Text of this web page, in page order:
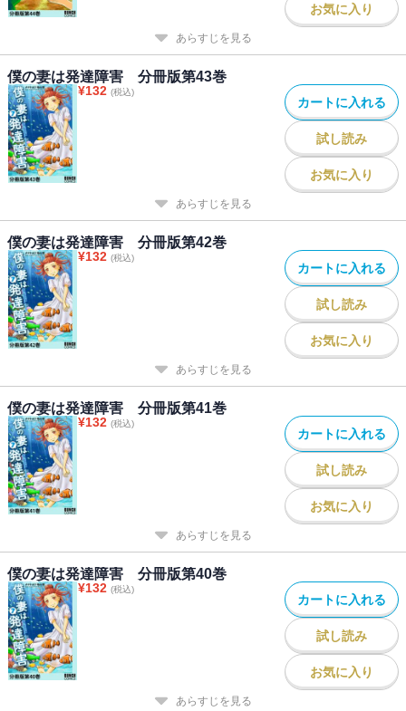
お気に入り
あらすじを見る
僕の妻は発達障害 分冊版第43巻
¥132 (税込)
カートに入れる
試し読み
お気に入り
あらすじを見る
僕の妻は発達障害 分冊版第42巻
¥132 (税込)
カートに入れる
試し読み
お気に入り
あらすじを見る
僕の妻は発達障害 分冊版第41巻
¥132 (税込)
カートに入れる
試し読み
お気に入り
あらすじを見る
僕の妻は発達障害 分冊版第40巻
¥132 (税込)
カートに入れる
試し読み
お気に入り
あらすじを見る